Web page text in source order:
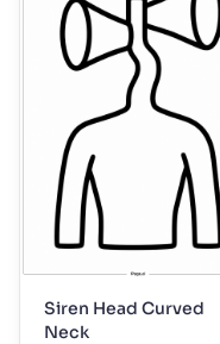
Siren Head Curved
Neck